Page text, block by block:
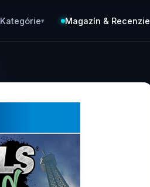
Kategórie▾ Magazín & Recenzie